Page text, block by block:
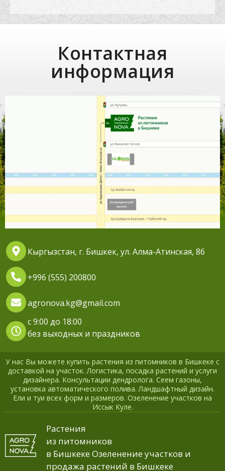
Контактная
информация
Кыргызстан, г. Бишкек, ул. Алма-Атинская, 86
+996 (555) 200800
agronova.kg@gmail.com
с 9:00 до 18:00
без выходных и праздников
У нас Вы можете купить растения из питомников в Бишкеке с
доставкой на участок. Логистика, посадка растений и услуги
дизайнера. Консультации дендролога. Сеем газоны,
установка автоматического полива. Ландшафтный дизайн.
Ели и туи всех форм и размеров. Озеленение участков на
Иссык Куле.
Растения
из питомников
в Бишкеке Озеленение участков и
продажа растений в Бишкеке